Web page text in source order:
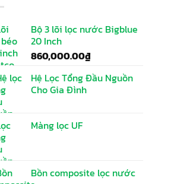
Bộ 3 lõi lọc nước Bigblue
20 Inch
860,000.00₫
Hệ Lọc Tổng Đầu Nguồn
Cho Gia Đình
Màng lọc UF
Bồn composite lọc nước